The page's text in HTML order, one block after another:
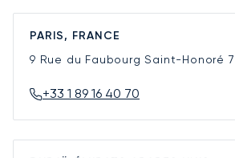
PARIS, FRANCE
9 Rue du Faubourg Saint-Honoré
+33 1 89 16 40 70